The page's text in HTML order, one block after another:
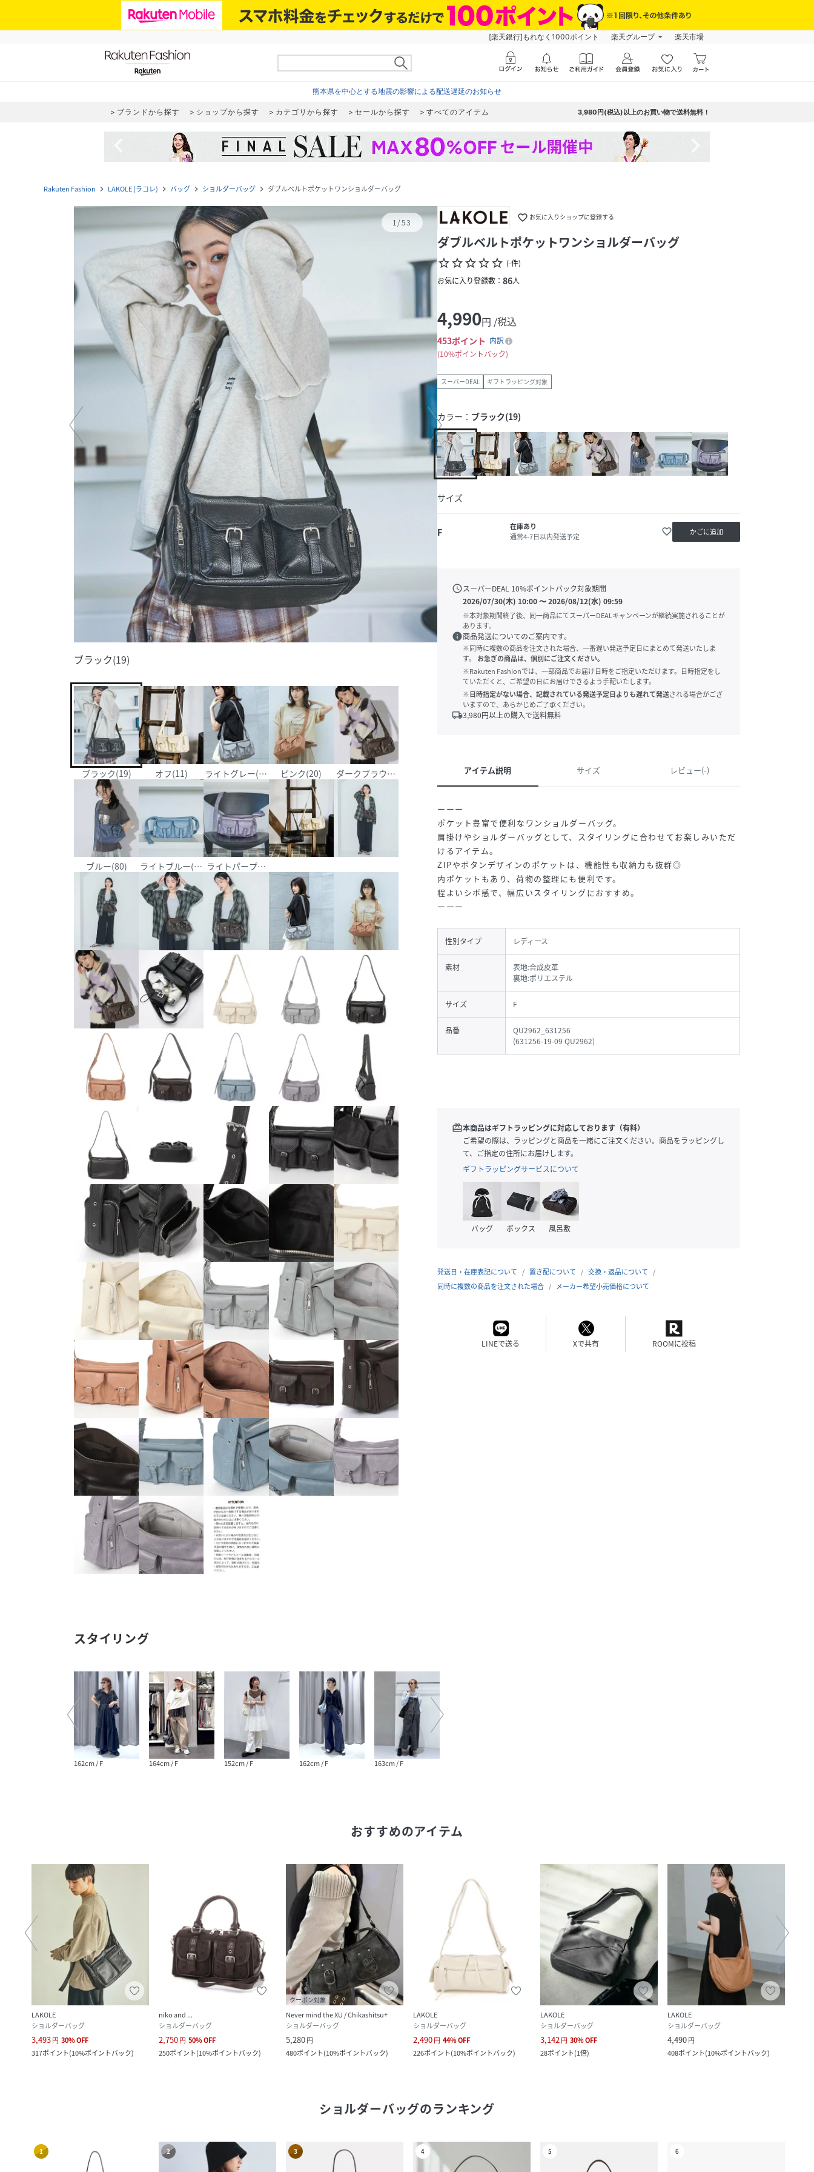
[楽天銀行]もれなく1000ポイント 楽天グループ 楽天市場
熊本県を中心とする地震の影響による配送遅延のお知らせ
ブランドから探す ショップから探す カテゴリから探す セールから探す すべてのアイテム 3,980円(税込)以上のお買い物で送料無料！
Rakuten Fashion navigate_next LAKOLE (ラコレ) navigate_next バッグ navigate_next ショルダーバッグ navigate_next ダブルベルトポケットワンショルダーバッグ
1/53
ブラック(19)
ブラック(19) オフ(11) ライトグレー(12) ピンク(20) ダークブラウン(58)
ブルー(80) ライトブルー(82) ライトパープル(92)
スタイリング
162cm / F 164cm / F 152cm / F 162cm / F 163cm / F
favorite_border お気に入りショップに登録する
ダブルベルトポケットワンショルダーバッグ
star_borderstar_borderstar_borderstar_borderstar_border (-件)
お気に入り登録数： 86人
4,990円 /税込
453ポイント 内訳
10%ポイントバック
スーパーDEAL ギフトラッピング対象
カラー： ブラック(19)
サイズ
F
在庫あり
通常4-7日以内発送予定
favorite_border かごに追加
scheduleスーパーDEAL 10%ポイントバック対象期間
2026/07/30(木) 10:00〜2026/08/12(水) 09:59
※本対象期間終了後、同一商品にてスーパーDEALキャンペーンが継続実施されることが
あります。
info商品発送についてのご案内です。
※同時に複数の商品を注文された場合、一番遅い発送予定日にまとめて発送いたしま
す。
お急ぎの商品は、個別にご注文ください。
※Rakuten Fashionでは、一部商品でお届け日時をご指定いただけます。日時指定をし
ていただくと、ご希望の日にお届けできるよう手配いたします。
※日時指定がない場合、記載されている発送予定日よりも遅れて発送される場合がござ
いますので、あらかじめご了承ください。
local_shipping3,980円以上の購入で送料無料
アイテム説明 サイズ レビュー(-)
ーーー
ポケット豊富で便利なワンショルダーバッグ。
肩掛けやショルダーバッグとして、スタイリングに合わせてお楽しみいただ
けるアイテム。
ZIPやボタンデザインのポケットは、機能性も収納力も抜群◎
内ポケットもあり、荷物の整理にも便利です。
程よいシボ感で、幅広いスタイリングにおすすめ。
ーーー
性別タイプ レディース
素材
表地:合成皮革
裏地:ポリエステル
サイズ F
品番
QU2962_631256
(631256-19-09 QU2962)
redeem本商品はギフトラッピングに対応しております（有料）
ご希望の際は、ラッピングと商品を一緒にご注文ください。商品をラッピングし
て、ご指定の住所にお届けします。
ギフトラッピングサービスについて
バッグ ボックス 風呂敷
発送日・在庫表記について 置き配について
交換・返品について
同時に複数の商品を注文された場合
メーカー希望小売価格について
LINEで送る Xで共有 ROOMに投稿
おすすめのアイテム
LAKOLE
ショルダーバッグ
3,493円 30%OFF
317ポイント(10%ポイントバック)
niko and ...
ショルダーバッグ
2,750円 50%OFF
250ポイント(10%ポイントバック)
クーポン対象
Never mind the XU / Chikashitsu+
ショルダーバッグ
5,280円
480ポイント(10%ポイントバック)
LAKOLE
ショルダーバッグ
2,490円 44%OFF
226ポイント(10%ポイントバック)
LAKOLE
ショルダーバッグ
3,142 円 30%OFF
28ポイント(1倍)
LAKOLE
ショルダーバッグ
4,490円
408ポイント(10%ポイントバック)
ショルダーバッグのランキング
1 2 3 4 5 6